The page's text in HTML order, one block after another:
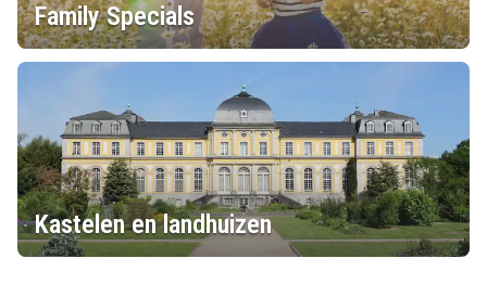
Family Specials
Kastelen en landhuizen